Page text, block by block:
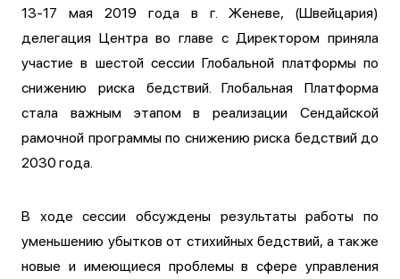
13-17 мая 2019 года в г. Женеве, (Швейцария)
делегация Центра во главе с Директором приняла
участие в шестой сессии Глобальной платформы по
снижению риска бедствий. Глобальная Платформа
стала важным этапом в реализации Сендайской
рамочной программы по снижению риска бедствий до
2030 года.
В ходе сессии обсуждены результаты работы по
уменьшению убытков от стихийных бедствий, а также
новые и имеющиеся проблемы в сфере управления